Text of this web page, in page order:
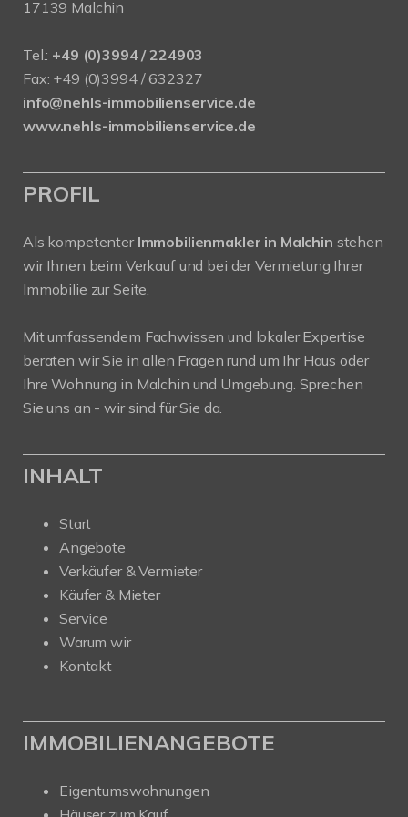
17139 Malchin
Tel.: +49 (0)3994 / 224903
Fax: +49 (0)3994 / 632327
info@nehls-immobilienservice.de
www.nehls-immobilienservice.de
PROFIL
Als kompetenter Immobilienmakler in Malchin stehen
wir Ihnen beim Verkauf und bei der Vermietung Ihrer
Immobilie zur Seite.
Mit umfassendem Fachwissen und lokaler Expertise
beraten wir Sie in allen Fragen rund um Ihr Haus oder
Ihre Wohnung in Malchin und Umgebung. Sprechen
Sie uns an - wir sind für Sie da.
INHALT
Start
Angebote
Verkäufer & Vermieter
Käufer & Mieter
Service
Warum wir
Kontakt
IMMOBILIENANGEBOTE
Eigentumswohnungen